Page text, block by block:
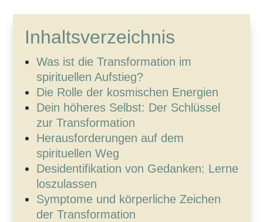
Inhaltsverzeichnis
Was ist die Transformation im
spirituellen Aufstieg?
Die Rolle der kosmischen Energien
Dein höheres Selbst: Der Schlüssel
zur Transformation
Herausforderungen auf dem
spirituellen Weg
Desidentifikation von Gedanken: Lerne
loszulassen
Symptome und körperliche Zeichen
der Transformation